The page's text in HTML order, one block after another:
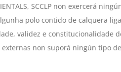
SCCLP non exercerá
polo contido de calquera
validez e constitucionalidade
non suporá ningún tipo